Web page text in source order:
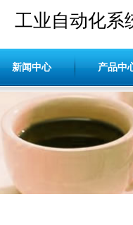
工业自动化系
新闻中心 产品中